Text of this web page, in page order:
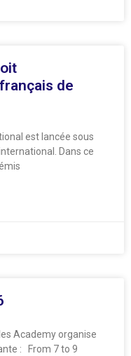
de
est lancée sous
Dans ce
Academy organise
: From 7 to 9